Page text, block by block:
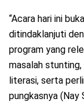
“Acara hari ini
ditindaklanjuti
program yang
masalah stunting,
literasi, serta
pungkasnya (Nay